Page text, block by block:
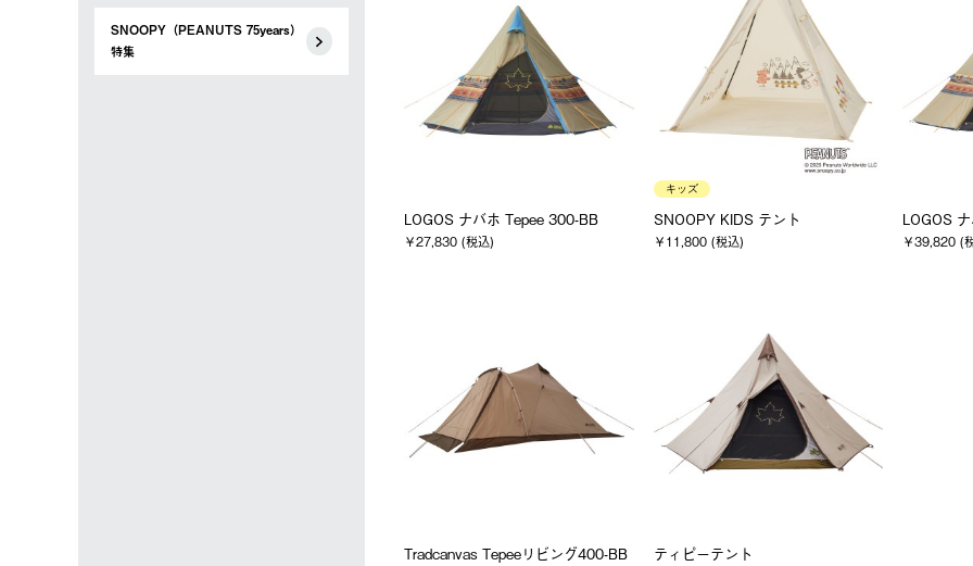
SNOOPY（PEANUTS 75years）
特集
LOGOS ナバホ Tepee 300-BB
￥27,830 (税込)
キッズ
SNOOPY KIDS テント
￥11,800 (税込)
LOGOS
￥39,820 (
Tradcanvas Tepeeリビング400-BB ティピーテント